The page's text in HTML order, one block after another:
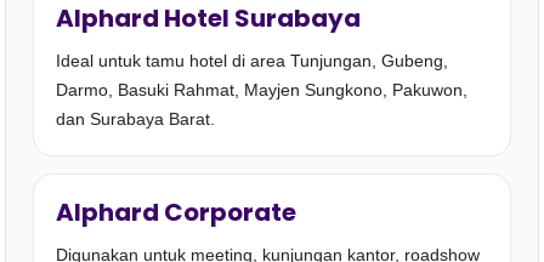
Alphard Hotel Surabaya
Ideal untuk tamu hotel di area Tunjungan, Gubeng,
Darmo, Basuki Rahmat, Mayjen Sungkono, Pakuwon,
dan Surabaya Barat.
Alphard Corporate
Digunakan untuk meeting, kunjungan kantor, roadshow